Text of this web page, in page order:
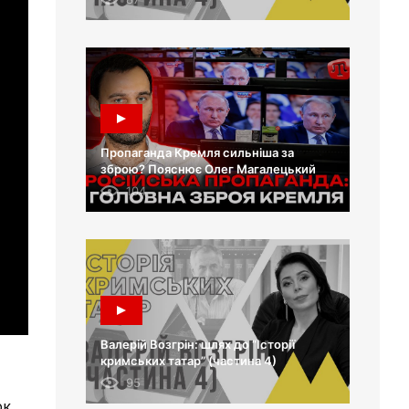
Пропаганда Кремля сильніша за
зброю? Пояснює Олег Магалецький
104
Валерій Возгрін: шлях до “Історії
кримських татар” (частина 4)
95